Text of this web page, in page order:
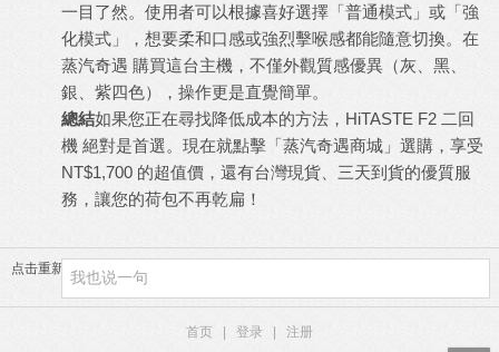
一目了然。使用者可以根據喜好選擇「普通模式」或「強
化模式」，想要柔和口感或強烈擊喉感都能隨意切換。在
蒸汽奇遇 購買這台主機，不僅外觀質感優異（灰、黑、
銀、紫四色），操作更是直覺簡單。
總結如果您正在尋找降低成本的方法， HiTASTE F2 二回
機 絕對是首選。現在就點擊「蒸汽奇遇商城 」選購，享受
NT$1,700 的超值價，還有台灣現貨、三天到貨的優質服
務，讓您的荷包不再乾扁！
点击重新加载
首页 登录
注册